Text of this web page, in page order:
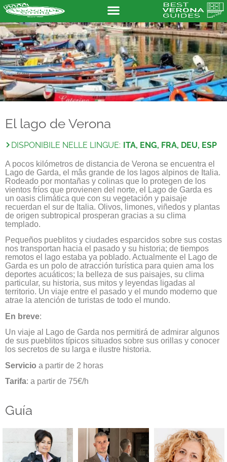
El lago de Verona
DISPONIBILE NELLE LINGUE: ITA, ENG, FRA, DEU, ESP
A pocos kilómetros de distancia de Verona se encuentra el
Lago de Garda, el mâs grande de los lagos alpinos de Italia.
Rodeado por montañas y colinas que lo protegen de los
vientos fríos que provienen del norte, el Lago de Garda es
un oasis climática que con su vegetación y paisaje
recuerdan el sur de Italia. Olivos, limones, viñedos y plantas
de origen subtropical prosperan gracias a su clima
templado.
Pequeños pueblitos y ciudades esparcidos sobre sus costas
nos transportan hacia el pasado y su historia; de tiempos
remotos el lago estaba ya poblado. Actualmente el Lago de
Garda es un polo de atracción turística para quien ama los
deportes acuáticos; la belleza de sus paisajes, su clima
particular, su historia, sus mitos y leyendas ligadas al
territorio. Un viaje entre el pasado y el mundo moderno que
atrae la atención de turistas de todo el mundo.
En breve:
Un viaje al Lago de Garda nos permitirá de admirar algunos
de sus pueblitos típicos situados sobre sus orillas y conocer
los secretos de su larga e ilustre historia.
Servicio a partir de 2 horas
Tarifa: a partir de 75€/h
Guía